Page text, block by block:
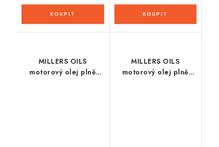
MILLERS OILS
motorový olej plně
MILLERS OILS
motorový olej plně